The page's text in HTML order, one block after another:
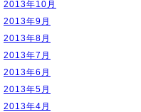
2013年10月
2013年9月
2013年8月
2013年7月
2013年6月
2013年5月
2013年4月